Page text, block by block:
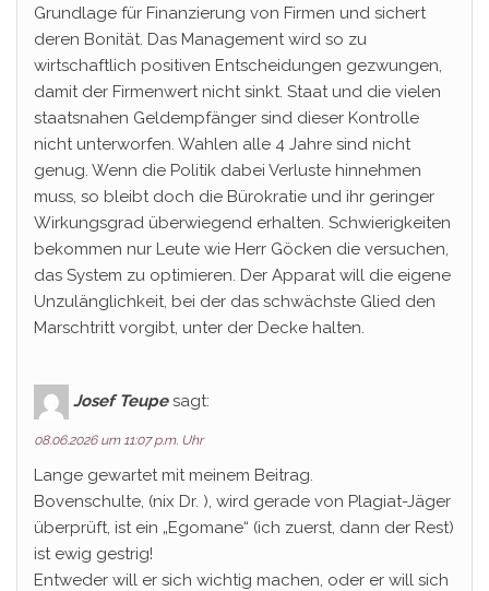
Grundlage für Finanzierung von Firmen und sichert
deren Bonität. Das Management wird so zu
wirtschaftlich positiven Entscheidungen gezwungen,
damit der Firmenwert nicht sinkt. Staat und die vielen
staatsnahen Geldempfänger sind dieser Kontrolle
nicht unterworfen. Wahlen alle 4 Jahre sind nicht
genug. Wenn die Politik dabei Verluste hinnehmen
muss, so bleibt doch die Bürokratie und ihr geringer
Wirkungsgrad überwiegend erhalten. Schwierigkeiten
bekommen nur Leute wie Herr Göcken die versuchen,
das System zu optimieren. Der Apparat will die eigene
Unzulänglichkeit, bei der das schwächste Glied den
Marschtritt vorgibt, unter der Decke halten.
Josef Teupe sagt:
08.06.2026 um 11:07 p.m. Uhr
Lange gewartet mit meinem Beitrag.
Bovenschulte, (nix Dr. ), wird gerade von Plagiat-Jäger
überprüft, ist ein „Egomane“ (ich zuerst, dann der Rest)
ist ewig gestrig!
Entweder will er sich wichtig machen, oder er will sich